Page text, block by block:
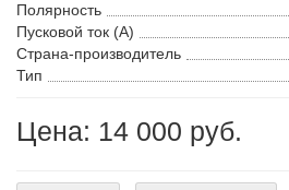
Полярность
Пусковой ток (А)
Страна-производитель
Тип
Цена: 14 000 руб.